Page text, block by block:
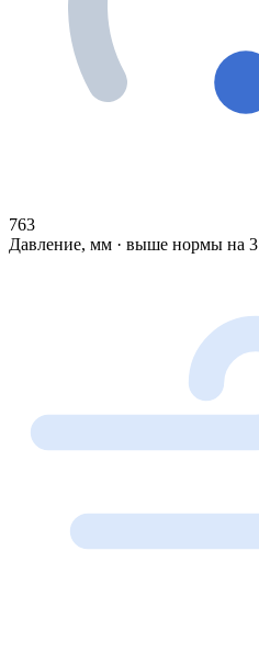
763
Давление, мм · выше нормы на 3